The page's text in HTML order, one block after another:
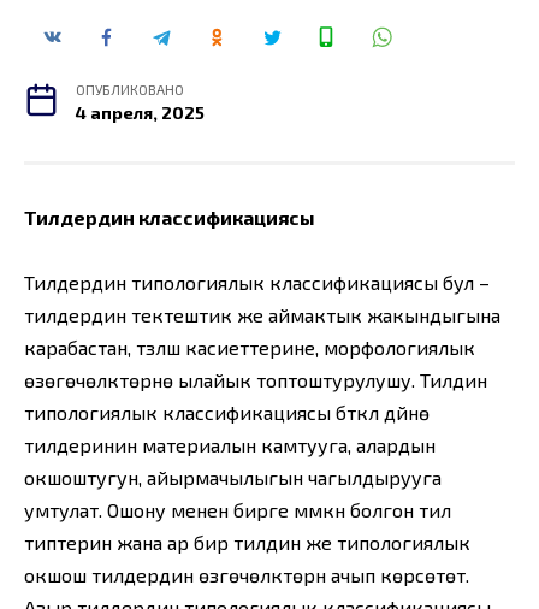
ОПУБЛИКОВАНО
4 апреля, 2025
Тилдердин классификациясы
Тилдердин типологиялык классификациясы бул –
тилдердин тектештик же аймактык жакындыгына
карабастан, түзүлүш касиеттерине, морфологиялык
өзөгөчөлүктөрүнө ылайык топтоштурулушу. Тилдин
типологиялык классификациясы бүткүл дүйнө
тилдеринин материалын камтууга, алардын
окшоштугун, айырмачылыгын чагылдырууга
умтулат. Ошону менен бирге мүмкүн болгон тил
типтерин жана ар бир тилдин же типологиялык
окшош тилдердин өзгөчөлүктөрүн ачып көрсөтөт.